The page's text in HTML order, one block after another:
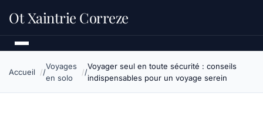
Ot Xaintrie Correze
Accueil
Voyages
en solo
Voyager seul en toute sécurité : conseils
indispensables pour un voyage serein